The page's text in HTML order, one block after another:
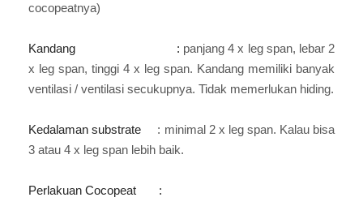
cocopeatnya)
Kandang : panjang 4 x leg span, lebar 2
x leg span, tinggi 4 x leg span. Kandang memiliki banyak
ventilasi / ventilasi secukupnya. Tidak memerlukan hiding.
Kedalaman substrate
: minimal 2 x leg span. Kalau bisa
3 atau 4 x leg span lebih baik.
Perlakuan Cocopeat :